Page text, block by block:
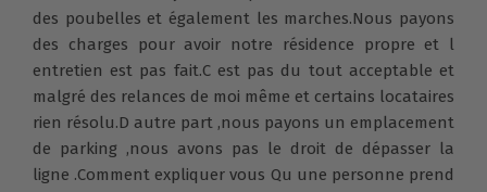
des poubelles et également les marches.Nous payons
des charges pour avoir notre résidence propre et l
entretien est pas fait.C est pas du tout acceptable et
malgré des relances de moi même et certains locataires
rien résolu.D autre part ,nous payons un emplacement
de parking ,nous avons pas le droit de dépasser la
ligne .Comment expliquer vous Qu une personne prend